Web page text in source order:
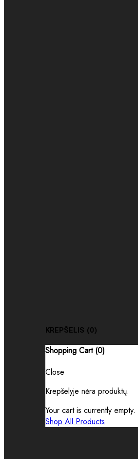
KREPŠELIS (0)
Shopping Cart (0)
Close
Krepšelyje nėra produktų.
Your cart is currently empty.
Shop All Products